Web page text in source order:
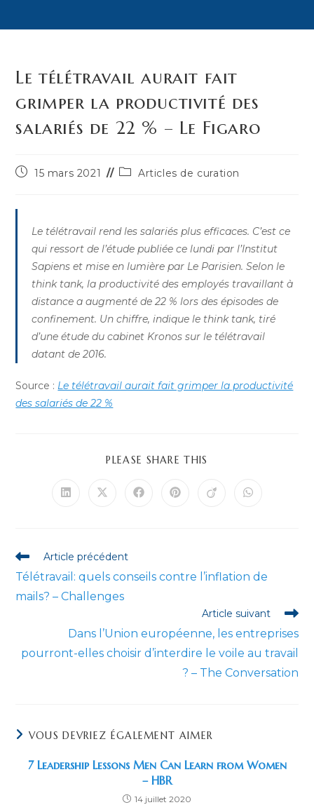
Le télétravail aurait fait
grimper la productivité des
salariés de 22 % – Le Figaro
Publication
15 mars 2021
PostArticles de curation
Le télétravail rend les salariés plus efficaces. C’est ce
qui ressort de l’étude publiée ce lundi par l’Institut
Sapiens et mise en lumière par Le Parisien. Selon le
think tank, la productivité des employés travaillant à
distance a augmenté de 22 % lors des épisodes de
confinement. Un chiffre, indique le think tank, tiré
d’une étude du cabinet Kronos sur le télétravail
datant de 2016.
Source : Le télétravail aurait fait grimper la productivité
des salariés de 22 %
PLEASE SHARE THIS
Ouvrir
Ouvrir Ouvrir Ouvrir Ouvrir Ouvrir
Read
more
articles
Article précédent
Télétravail: quels conseils contre l’inflation de
mails? – Challenges
Article suivant
Dans l’Union européenne, les entreprises
pourront-elles choisir d’interdire le voile au travail
? – The Conversation
VOUS DEVRIEZ ÉGALEMENT AIMER
7 Leadership Lessons Men Can Learn from Women
– HBR
14 juillet 2020